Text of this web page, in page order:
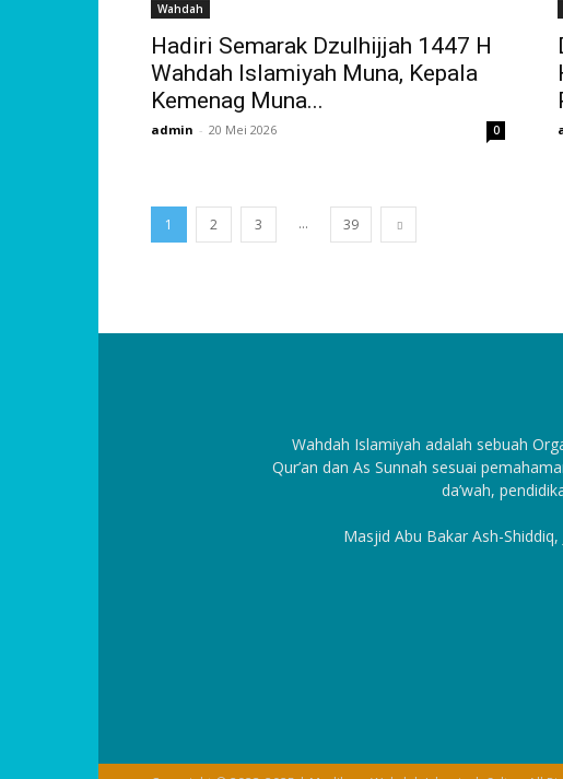
Wahdah
Hadiri Semarak Dzulhijjah 1447 H
Wahdah Islamiyah Muna, Kepala
Kemenag Muna...
admin - 20 Mei 2026 0
1 2 3 ... 39
Wahdah Islamiyah adalah sebuah
Qur’an dan As Sunnah sesuai
da’wah,
Masjid Abu Bakar Ash-